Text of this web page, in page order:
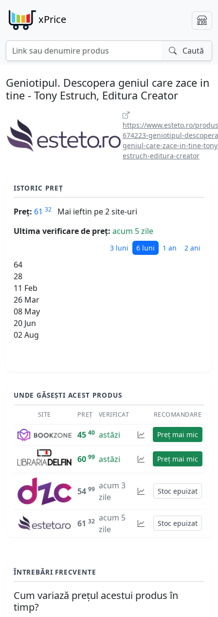
xPrice
Caută
Geniotipul. Descopera geniul care zace in
tine - Tony Estruch, Editura Creator
https://www.esteto.ro/
674223-geniotipul-
geniul-care-zace-in-tine-
estruch-editura-creator
ISTORIC PREȚ
Preț: 61 32
Mai ieftin pe 2 site-uri
Ultima verificare de preț: acum 5 zile
3 luni 6 luni 1 an 2 ani
64
28
11 Feb
26 Mar
08 May
20 Jun
02 Aug
UNDE GĂSEȘTI ACEST PRODUS
SITE PREȚ VERIFICAT RECOMANDARE
45 40 astăzi Preț mai mic
60 99 astăzi Preț mai mic
54 99 acum 3
zile
Stoc epuizat
61 32 acum 5
zile
Stoc epuizat
ÎNTREBĂRI FRECVENTE
Cum variază prețul acestui produs în
timp?